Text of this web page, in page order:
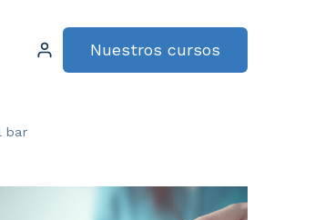
Nuestros cursos
bar